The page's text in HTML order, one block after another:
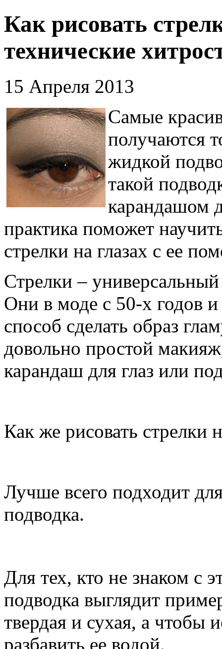
Как рисовать
технические
15 Апреля 2013
Самые
получаются
жидкой
такой
карандашом
практика поможет
стрелки на глазах с ее
Стрелки –
Они в моде с 50-х годов
способ сделать образ
довольно простой
карандаш для глаз или
Как же рисовать стрелки
Лучше всего подходит
подводка.
Для тех, кто не знаком с
подводка выглядит
твердая и сухая, а чтобы
разбавить ее водой.